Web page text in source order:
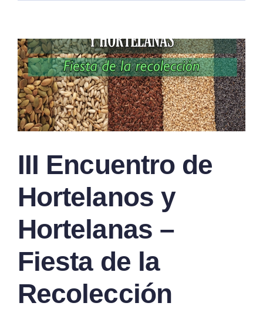
III Encuentro de
Hortelanos y
Hortelanas –
Fiesta de la
Recolección